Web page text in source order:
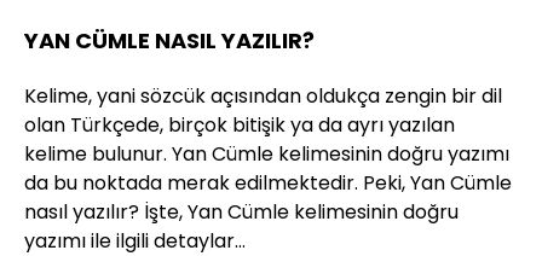
YAN CÜMLE NASIL YAZILIR?
Kelime, yani sözcük açısından oldukça zengin bir dil
olan Türkçede, birçok bitişik ya da ayrı yazılan
kelime bulunur. Yan Cümle kelimesinin doğru yazımı
da bu noktada merak edilmektedir. Peki, Yan Cümle
nasıl yazılır? İşte, Yan Cümle kelimesinin doğru
yazımı ile ilgili detaylar…